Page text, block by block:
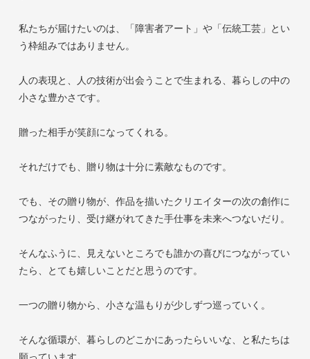
私たちが届けたいのは、「障害者アート」や「伝統工芸」とい
う枠組みではありません。
人の表現と、人の技術が出会うことで生まれる、暮らしの中の
小さな豊かさです。
贈った相手が笑顔になってくれる。
それだけでも、贈り物は十分に素敵なものです。
でも、その贈り物が、作品を描いたクリエイターの次の創作に
つながったり、受け継がれてきた手仕事を未来へつないだり。
そんなふうに、見えないところでも誰かの喜びにつながってい
たら、とても嬉しいことだと思うのです。
一つの贈り物から、小さな温もりが少しずつ巡っていく。
そんな循環が、暮らしのどこかにあったらいいな、と私たちは